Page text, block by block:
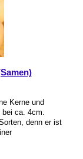
Kerne und
bei ca. 4cm.
denn er ist